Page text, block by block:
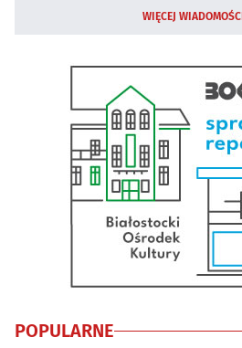
WIĘCEJ WIADOMOŚCI
POPULARNE